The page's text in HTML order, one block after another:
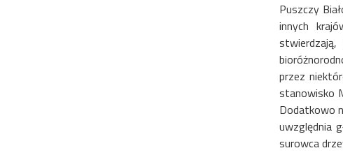
Puszczy
innych
przez
stanowisko
Dodatkowo
uwzględnia
surowca